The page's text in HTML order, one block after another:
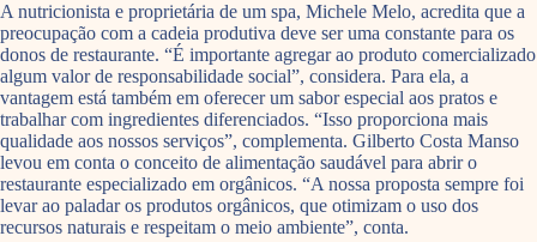
A nutricionista e proprietária de um spa, Michele Melo, acredita que a
preocupação com a cadeia produtiva deve ser uma constante para os
donos de restaurante. “É importante agregar ao produto comercializado
algum valor de responsabilidade social”, considera. Para ela, a
vantagem está também em oferecer um sabor especial aos pratos e
trabalhar com ingredientes diferenciados. “Isso proporciona mais
qualidade aos nossos serviços”, complementa. Gilberto Costa Manso
levou em conta o conceito de alimentação saudável para abrir o
restaurante especializado em orgânicos. “A nossa proposta sempre foi
levar ao paladar os produtos orgânicos, que otimizam o uso dos
recursos naturais e respeitam o meio ambiente”, conta.